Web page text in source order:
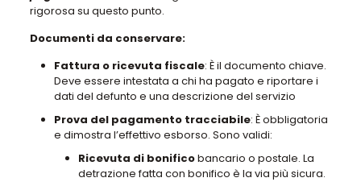
rigorosa su questo punto.
Documenti da conservare:
Fattura o ricevuta fiscale: È il documento chiave.
Deve essere intestata a chi ha pagato e riportare i
dati del defunto e una descrizione del servizio
Prova del pagamento tracciabile: È obbligatoria
e dimostra l’effettivo esborso. Sono validi:
Ricevuta di bonificobancario o postale. La
detrazione fatta con bonifico è la via più sicura.